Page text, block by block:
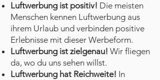
Luftwerbung ist positiv! Die meisten
Menschen kennen Luftwerbung aus
ihrem Urlaub und verbinden positive
Erlebnisse mit dieser Werbeform.
Luftwerbung ist zielgenau! Wir fliegen
da, wo du uns sehen willst.
Luftwerbung hat Reichweite! In